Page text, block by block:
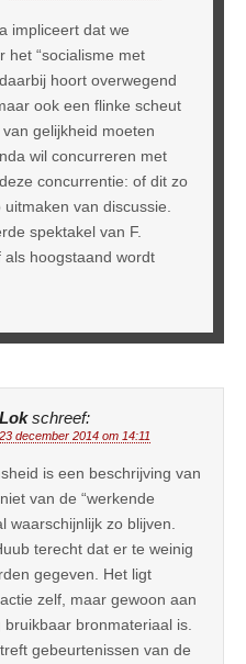
impliceert dat we
het “socialisme met
hoort overwegend
ook een flinke scheut
gelijkheid moeten
wil concurreren met
concurrentie: of dit zo
van discussie.
spektakel van F.
als hoogstaand wordt
Lok schreef:
23 december 2014 om 14:11
is een beschrijving van
van de “werkende
waarschijnlijk zo blijven.
terecht dat er te weinig
gegeven. Het ligt
zelf, maar gewoon aan
bronmateriaal is.
gebeurtenissen van de